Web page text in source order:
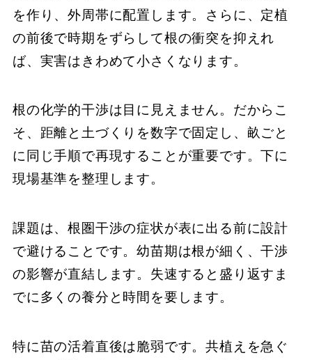
を作り、外周帯に配置します。さらに、定植
の前後で時期をずらして根の衝突を抑えれ
ば、実害はきわめて小さくなります。
根の化学的干渉は目に見えません。だからこ
そ、距離と土づくりを数字で固定し、畝ごと
に同じ手順で再現することが重要です。下に
現場基準を整理します。
課題は、根圏干渉の症状が表に出る前に設計
で避けることです。幼苗期は根が細く、干渉
の影響が直結します。失速すると盛り返すま
でに多くの養分と時間を要します。
特に苗の活着直後は脆弱です。共植えを急ぐ